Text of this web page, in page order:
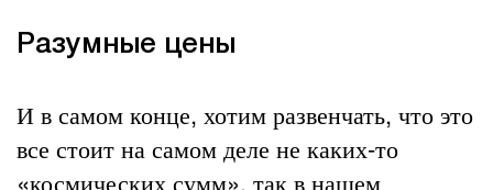
Разумные цены
И в самом конце, хотим развенчать, что это
все стоит на самом деле не каких-то
«космических сумм», так в нашем